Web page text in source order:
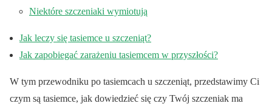
Niektóre szczeniaki wymiotują
Jak leczy się tasiemce u szczeniąt?
Jak zapobiegać zarażeniu tasiemcem w przyszłości?
W tym przewodniku po tasiemcach u szczeniąt, przedstawimy Ci
czym są tasiemce, jak dowiedzieć się czy Twój szczeniak ma